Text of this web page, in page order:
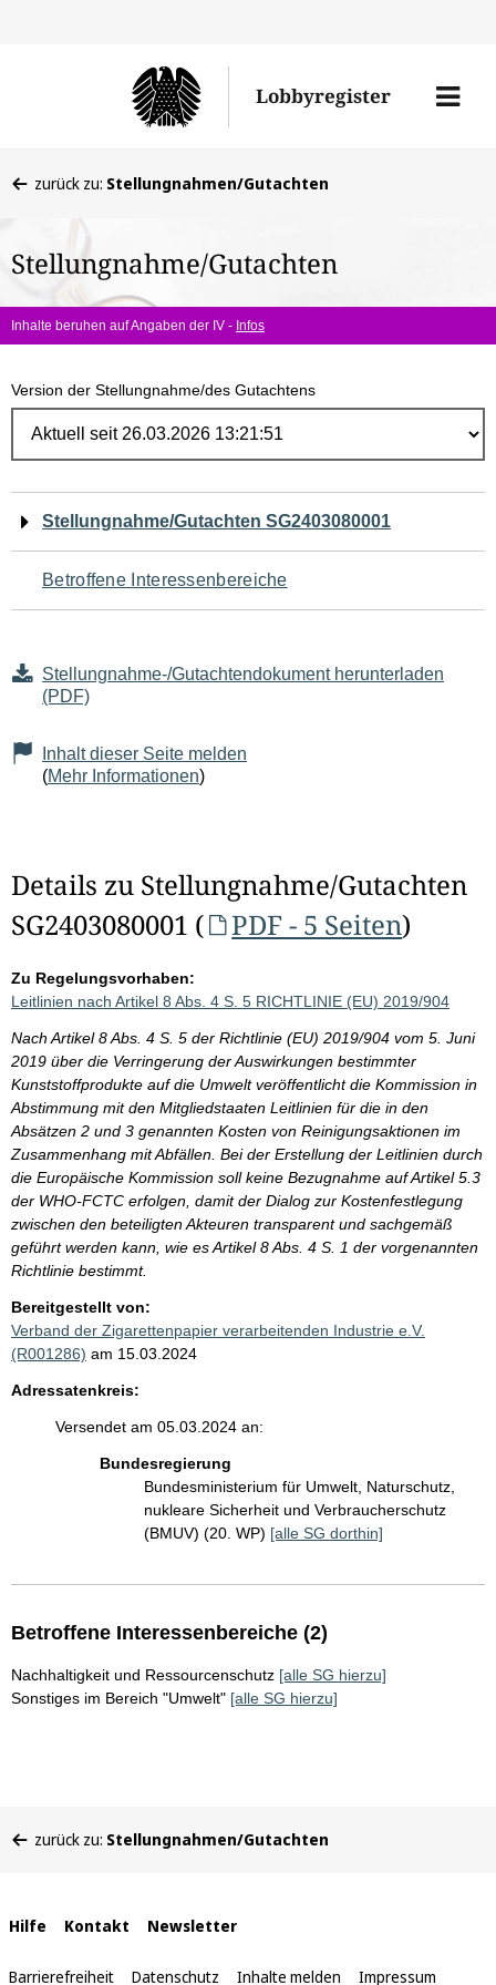
Lobbyregister
Menü
befinden
hier:
zurück zu: Stellungnahmen/Gutachten
Stellungnahme/Gutachten
Inhalte beruhen auf Angaben der IV - Infos
Version der Stellungnahme/des Gutachtens
Navigation
für
den
Seiteninhalt
Stellungnahme/Gutachten SG2403080001
Betroffene Interessenbereiche
Stellungnahme-/Gutachtendokument herunterladen
(PDF)
Inhalt dieser Seite melden
(Mehr Informationen)
Details zu Stellungnahme/Gutachten
SG2403080001 (
PDF - 5 Seiten)
Zu Regelungsvorhaben:
Leitlinien nach Artikel 8 Abs. 4 S. 5 RICHTLINIE (EU) 2019/904
Nach Artikel 8 Abs. 4 S. 5 der Richtlinie (EU) 2019/904 vom 5. Juni
2019 über die Verringerung der Auswirkungen bestimmter
Kunststoffprodukte auf die Umwelt veröffentlicht die Kommission in
Abstimmung mit den Mitgliedstaaten Leitlinien für die in den
Absätzen 2 und 3 genannten Kosten von Reinigungsaktionen im
Zusammenhang mit Abfällen. Bei der Erstellung der Leitlinien durch
die Europäische Kommission soll keine Bezugnahme auf Artikel 5.3
der WHO-FCTC erfolgen, damit der Dialog zur Kostenfestlegung
zwischen den beteiligten Akteuren transparent und sachgemäß
geführt werden kann, wie es Artikel 8 Abs. 4 S. 1 der vorgenannten
Richtlinie bestimmt.
Bereitgestellt von:
Verband der Zigarettenpapier verarbeitenden Industrie e.V.
(R001286) am 15.03.2024
Adressatenkreis:
Versendet am 05.03.2024 an:
Bundesregierung
Bundesministerium für Umwelt, Naturschutz,
nukleare Sicherheit und Verbraucherschutz
(BMUV) (20. WP) [alle SG dorthin]
Betroffene Interessenbereiche (2)
Nachhaltigkeit und Ressourcenschutz [alle SG hierzu]
Sonstiges im Bereich "Umwelt" [alle SG hierzu]
befinden
zurück zu: Stellungnahmen/Gutachten
Interne
Links
Hilfe Kontakt Newsletter
Barrierefreiheit Datenschutz Inhalte melden Impressum